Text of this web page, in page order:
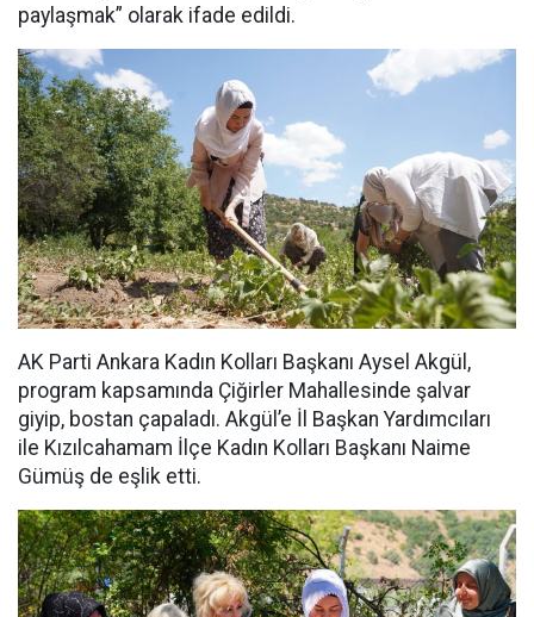
paylaşmak” olarak ifade edildi.
AK Parti Ankara Kadın Kolları Başkanı Aysel Akgül,
program kapsamında Çiğirler Mahallesinde şalvar
giyip, bostan çapaladı. Akgül’e İl Başkan Yardımcıları
ile Kızılcahamam İlçe Kadın Kolları Başkanı Naime
Gümüş de eşlik etti.